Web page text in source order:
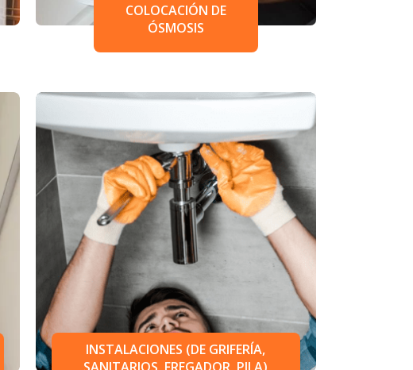
COLOCACIÓN DE
ÓSMOSIS
INSTALACIONES (DE GRIFERÍA,